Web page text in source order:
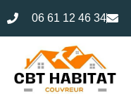
06 61 12 46 34